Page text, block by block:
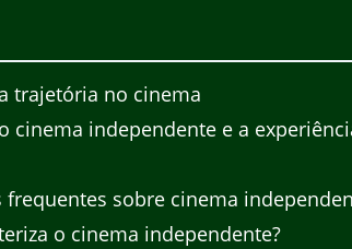
trajetória no cinema
cinema independente e a
frequentes sobre cinema
o cinema independente?